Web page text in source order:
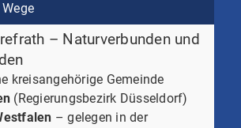
– Naturverbunden und
kreisangehörige Gemeinde
(Regierungsbezirk Düsseldorf)
– gelegen in der